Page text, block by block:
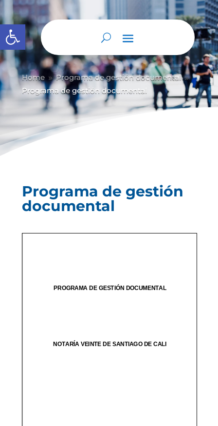
Abrir barra de herramientas
Home 9 Programa de gestión documental 9
Programa de gestión documental
Programa de gestión
documental